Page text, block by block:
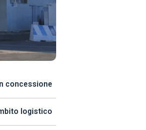
concessione
logistico